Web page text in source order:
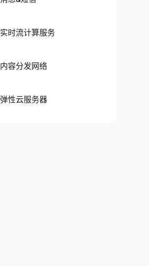
实时流计算服务
内容分发网络
弹性云服务器